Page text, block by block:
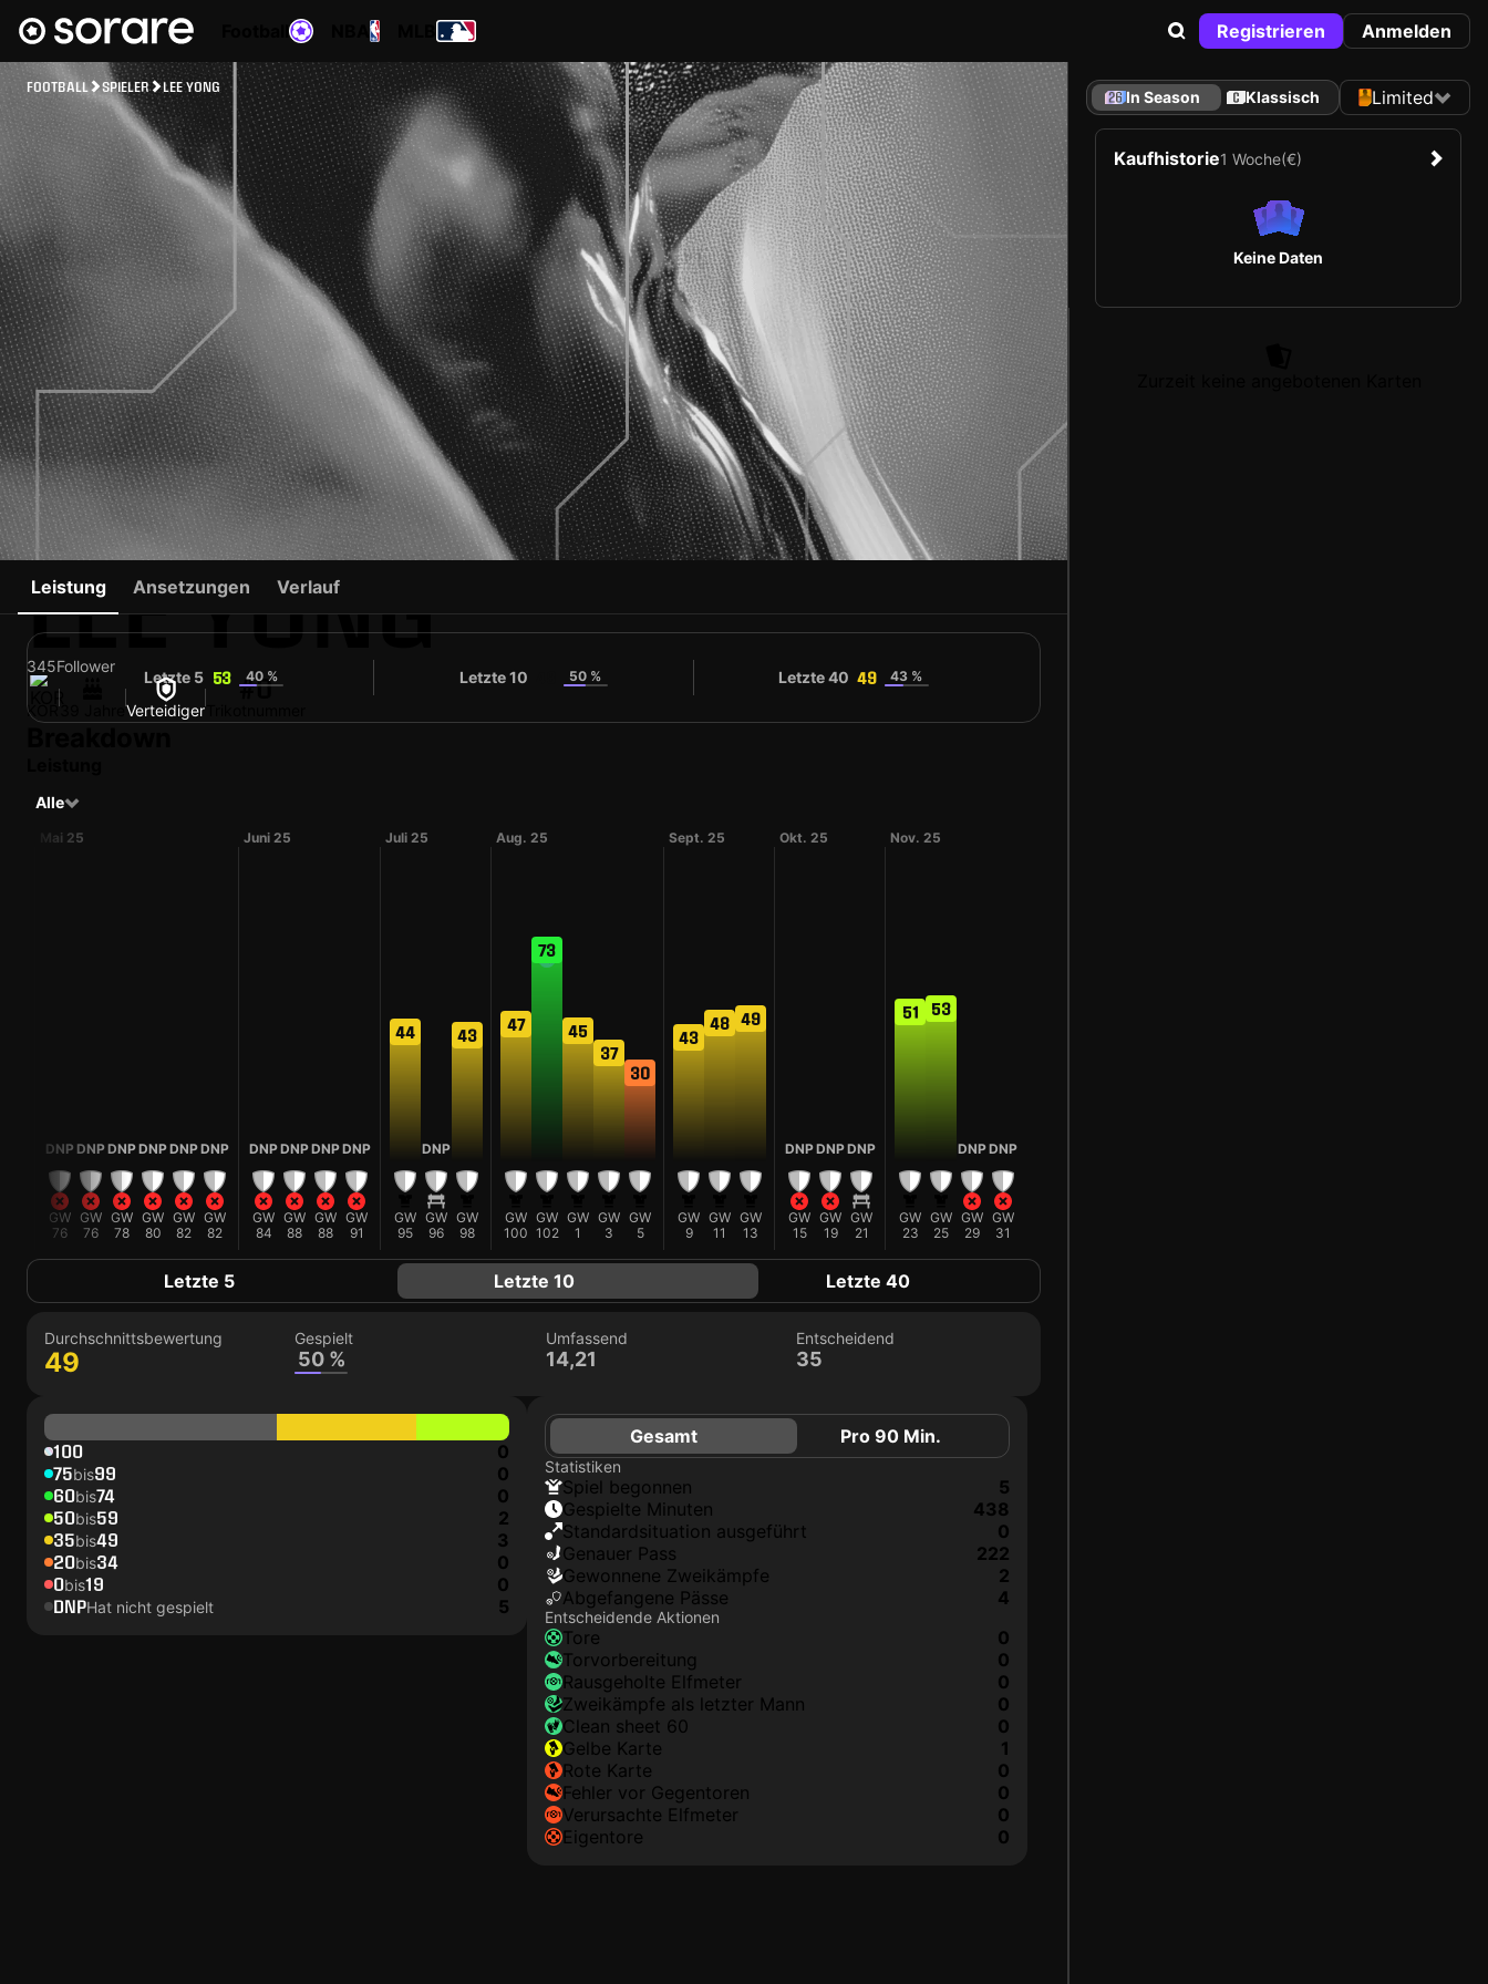
Registrieren Anmelden
FOOTBALL SPIELER LEE YONG
LEE YONG
345Follower
KOR Verteidiger
#0
Leistung Ansetzungen Verlauf
Letzte 5 53 40 % Letzte 10 50 % Letzte 40 49 43 %
Alle
Mai 25
DNP
GW
76
DNP
GW
76
DNP
GW
78
DNP
GW
80
DNP
GW
82
DNP
GW
82
Juni 25
DNP
GW
84
DNP
GW
88
DNP
GW
88
DNP
GW
91
Juli 25
44
GW
95
DNP
GW
96
43
GW
98
Aug. 25
47
GW
100
73
GW
102
45
GW
1
37
GW
3
30
GW
5
Sept. 25
43
GW
9
48
GW
11
49
GW
13
Okt. 25
DNP
GW
15
DNP
GW
19
DNP
GW
21
Nov. 25
51
GW
23
53
GW
25
DNP
GW
29
DNP
GW
31
Letzte 5 Letzte 10 Letzte 40
Durchschnittsbewertung
49
Gespielt
50 %
Umfassend
14,21
Entscheidend
35
100 0
75bis99 0
60bis74 0
50bis59 2
35bis49 3
20bis34 0
0bis19 0
DNPHat nicht gespielt 5
Gesamt Pro 90 Min.
Statistiken
Spiel begonnen
5
Gespielte Minuten
438
Standardsituation ausgeführt
0
genauer Pass
222
Gewonnene Zweikämpfe
2
Abgefangene Pässe
4
Entscheidende Aktionen
Tore
0
Torvorbereitung
0
rausgeholte Elfmeter
0
Zweikämpfe als letzter Mann
0
clean sheet 60
0
gelbe Karte
1
rote Karte
0
Fehler vor Gegentoren
0
Verursachte Elfmeter
0
Eigentore
0
In Season Klassisch Limited
Kaufhistorie1 Woche(€)
Keine Daten